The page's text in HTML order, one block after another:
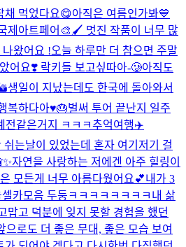
채 먹었다요😋아직은 여름인가봐💙
제아트페어🎨🖌️ 멋진 작품이 너무 많
나왔어요 !오늘 하루만 더 참으면 주말
어요❣️ 락키들 보고싶따아-🥲아직도
생일이 지났는데도 한국에 돌아와서
복하다아♥️🎂벌써 투어 끝난지 일주
전같은거지 ㅋㅋㅋ추억여행✈️
는날이 있었는데 혼자 여기저기 걸
자연을 사랑하는 저에겐 아주 힐링이
모든게 너무 아름다웠어요💕내가 3
카모음 두둥ㅋㅋㅋㅋㅋㅋㅋㅋ 내 삶
맙고 덕분에 잊지 못할 경험을 했던
으로도 더 좋은 무대, 좋은 모습 보여